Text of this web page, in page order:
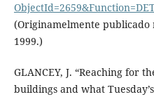
(Originamelmente publicado
1999.)
GLANCEY, J. “Reaching for
buildings and what